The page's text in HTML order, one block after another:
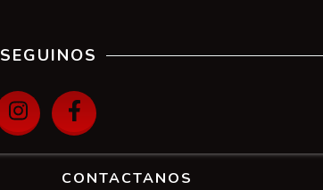
SEGUINOS
CONTACTANOS